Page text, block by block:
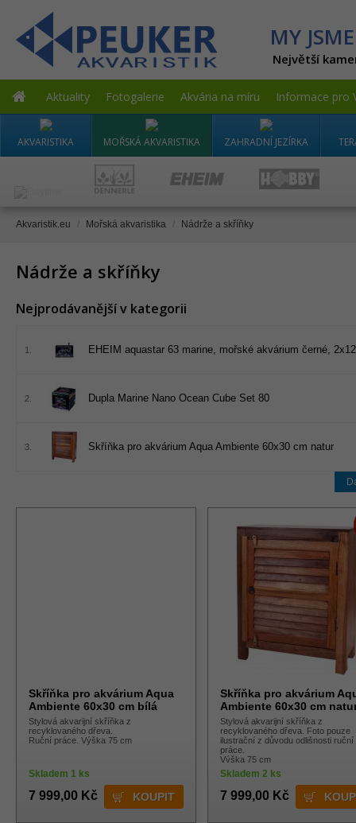
MY
Největší
Aktuality Fotogalerie Akvária na míru Informace pro
AKVARISTIKA MOŘSKÁ AKVARISTIKA ZAHRADNÍ JEZÍRKA
Akvaristik.eu / Mořská akvaristika / Nádrže a skříňky
Nádrže a skříňky
Nejprodávanější v kategorii
1. EHEIM aquastar 63 marine, mořské akvárium černé,
2. Dupla Marine Nano Ocean Cube Set 80
3. Skříňka pro akvárium Aqua Ambiente 60x30 cm natur
Skříňka pro akvárium Aqua
Ambiente 60x30 cm bílá
Stylová akvarijní skříňka z
recyklovaného dřeva.
Ruční práce. Výška 75 cm
Skladem 1 ks
7 999,00 Kč
Skříňka pro akvárium
Ambiente 60x30 cm
Stylová akvarijní skříňka z
recyklovaného dřeva. Foto pouze
ilustrační z důvodu odlišnosti ruční
práce.
Výška 75 cm
Skladem 2 ks
7 999,00 Kč